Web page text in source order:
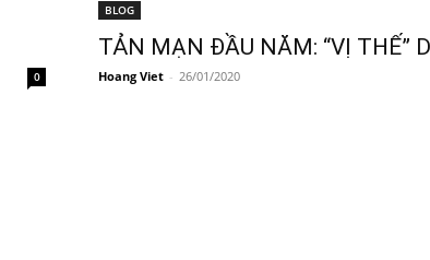
0
BLOG
TẢN MẠN ĐẦU NĂM: “VỊ THẾ”
Hoang Viet - 26/01/2020